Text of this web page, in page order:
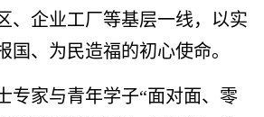
、企业工厂等基层一线，以实
国、为民造福的初心使命。
专家与青年学子“面对面、零